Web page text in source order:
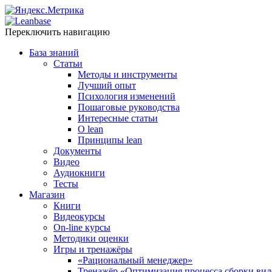
Переключить навигацию
База знаний
Статьи
Методы и инструменты
Лучший опыт
Психология изменений
Пошаговые руководства
Интересные статьи
O lean
Принципы lean
Документы
Видео
Аудиокниги
Тесты
Магазин
Книги
Видеокурсы
On-line курсы
Методики оценки
Игры и тренажёры
«Рациональный менеджер»